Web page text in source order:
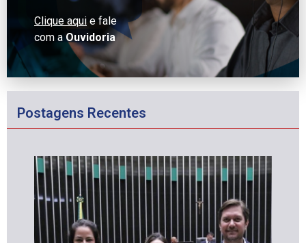
Clique aqui e fale
com aOuvidoria
Postagens Recentes